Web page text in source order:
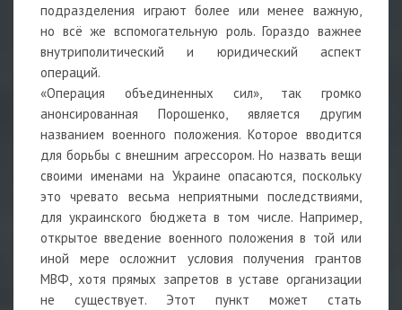
подразделения играют более или менее важную,
но всё же вспомогательную роль. Гораздо важнее
внутриполитический и юридический аспект
операций.
«Операция объединенных сил», так громко
анонсированная Порошенко, является другим
названием военного положения. Которое вводится
для борьбы с внешним агрессором. Но назвать вещи
своими именами на Украине опасаются, поскольку
это чревато весьма неприятными последствиями,
для украинского бюджета в том числе. Например,
открытое введение военного положения в той или
иной мере осложнит условия получения грантов
МВФ, хотя прямых запретов в уставе организации
не существует. Этот пункт может стать